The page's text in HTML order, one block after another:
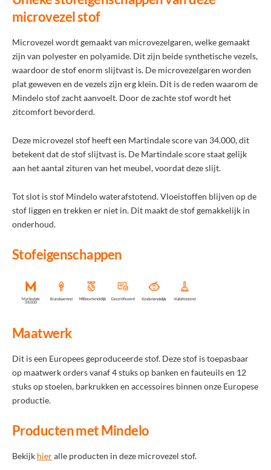
microvezel stof
Microvezel wordt gemaakt van microvezelgaren, welke gemaakt
zijn van polyester en polyamide. Dit zijn beide synthetische vezels,
waardoor de stof enorm slijtvast is. De microvezelgaren worden
plat geweven en de vezels zijn erg klein. Dit is de reden waarom de
Mindelo stof zacht aanvoelt. Door de zachte stof wordt het
zitcomfort bevorderd.
Deze microvezel stof heeft een Martindale score van 34.000, dit
betekent dat de stof slijtvast is. De Martindale score staat gelijk
aan het aantal zituren van het meubel, voordat deze slijt.
Tot slot is stof Mindelo waterafstotend. Vloeistoffen blijven op de
stof liggen en trekken er niet in. Dit maakt de stof gemakkelijk in
onderhoud.
Stofeigenschappen
Maatwerk
Dit is een Europees geproduceerde stof. Deze stof is toepasbaar
op maatwerk orders vanaf 4 stuks op banken en fauteuils en 12
stuks op stoelen, barkrukken en accessoires binnen onze Europese
productie.
Producten met Mindelo
Bekijk hieralle producten in deze microvezel stof.